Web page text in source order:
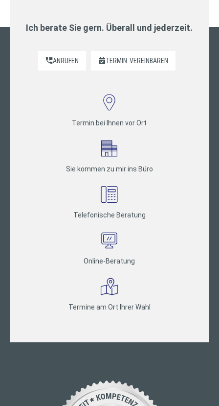
Ich berate Sie gern. Überall und jederzeit.
ANRUFEN TERMIN VEREINBAREN
Termin bei Ihnen vor Ort
Sie kommen zu mir ins Büro
Telefonische Beratung
Online-Beratung
Termine am Ort Ihrer Wahl